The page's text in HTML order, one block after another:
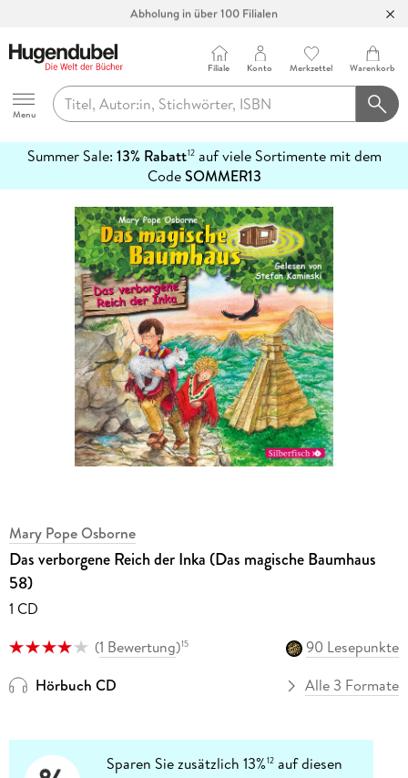
Abholung in über 100 Filialen
Hugendubel
Menu
Filiale Konto Merkzettel Warenkorb
Summer Sale: 13% Rabatt12auf viele Sortimente mit dem
CodeSOMMER13
erfahren
Mary Pope Osborne
Das verborgene Reich der Inka (Das magische Baumhaus
58)
1 CD
(1 Bewertung)15
90 Lesepunkte
Hörbuch CD
Alle 3 Formate
Sparen Sie zusätzlich 13%12 auf diesen